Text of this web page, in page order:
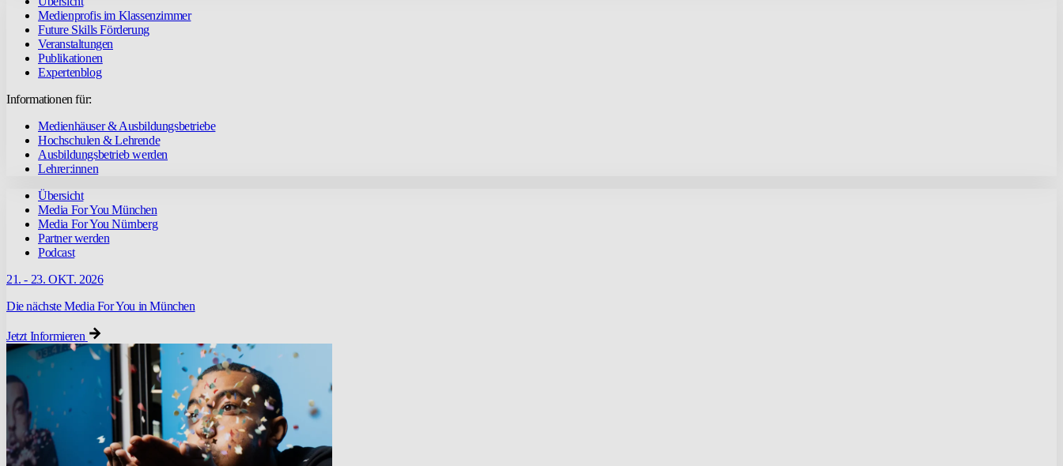
Medienprofis im Klassenzimmer
Future Skills Förderung
Veranstaltungen
Publikationen
Expertenblog
Informationen für:
Medienhäuser & Ausbildungsbetriebe
Hochschulen & Lehrende
Ausbildungsbetrieb werden
Lehrer:innen
Übersicht
Media For You München
Media For You Nürnberg
Partner werden
Podcast
21. - 23. OKT. 2026
Die nächste Media For You in München
Jetzt Informieren